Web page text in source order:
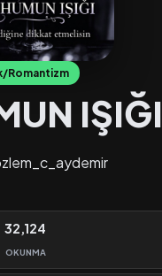
Romantizm
IŞIĞI
32,124
OKUNMA